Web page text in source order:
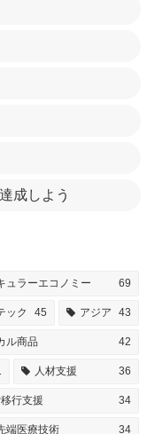
成しよう
ュラーエコノミー 69
ック 45 アジア 43
ル商品 42
人材支援 36
行支援 34
端医療技術 34